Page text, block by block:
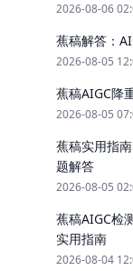
2026-08-06
蕉稿解答：
2026-08-05
蕉稿AIGC降
2026-08-05
蕉稿实用指
题解答
2026-08-05
蕉稿AIGC检
实用指南
2026-08-04